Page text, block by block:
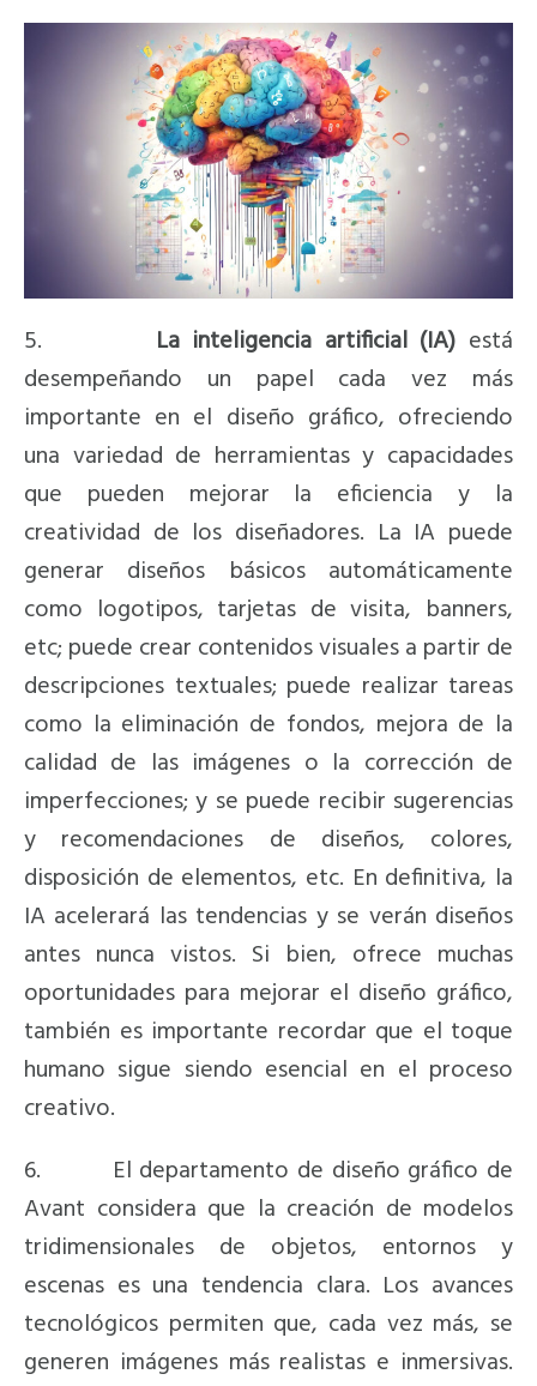
5. La inteligencia artificial (IA) está
desempeñando un papel cada vez más
importante en el diseño gráfico, ofreciendo
una variedad de herramientas y capacidades
que pueden mejorar la eficiencia y la
creatividad de los diseñadores. La IA puede
generar diseños básicos automáticamente
como logotipos, tarjetas de visita, banners,
etc; puede crear contenidos visuales a partir de
descripciones textuales; puede realizar tareas
como la eliminación de fondos, mejora de la
calidad de las imágenes o la corrección de
imperfecciones; y se puede recibir sugerencias
y recomendaciones de diseños, colores,
disposición de elementos, etc. En definitiva, la
IA acelerará las tendencias y se verán diseños
antes nunca vistos. Si bien, ofrece muchas
oportunidades para mejorar el diseño gráfico,
también es importante recordar que el toque
humano sigue siendo esencial en el proceso
creativo.
6. El departamento de diseño gráfico de
Avant considera que la creación de modelos
tridimensionales de objetos, entornos y
escenas es una tendencia clara. Los avances
tecnológicos permiten que, cada vez más, se
generen imágenes más realistas e inmersivas.